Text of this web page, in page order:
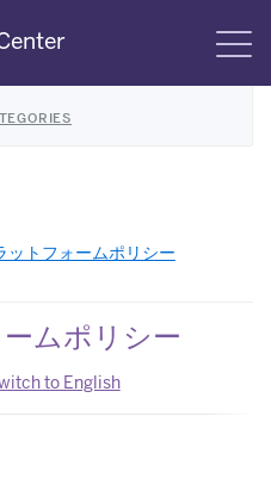
ットフォームポリシー
ムポリシー
to English